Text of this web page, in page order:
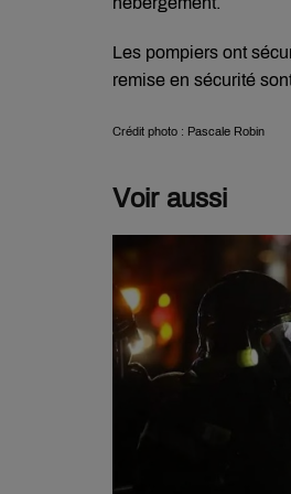
Les pompiers ont
remise en sécurité
Crédit photo : Pascale Robin
Voir aussi